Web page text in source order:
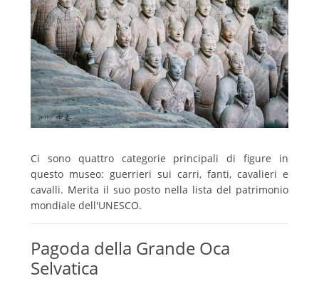
Ci sono quattro categorie principali di figure in
questo museo: guerrieri sui carri, fanti, cavalieri e
cavalli. Merita il suo posto nella lista del patrimonio
mondiale dell'UNESCO.
Pagoda della Grande Oca
Selvatica